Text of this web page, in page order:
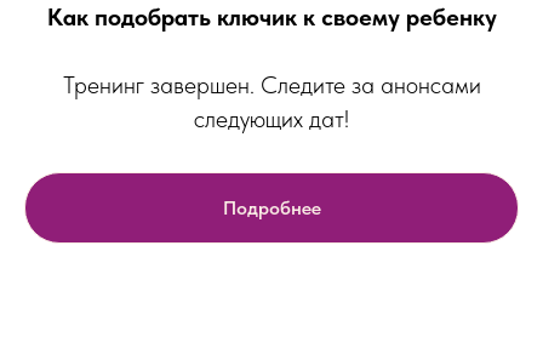
Как подобрать ключик к своему ребенку
Тренинг завершен. Следите за анонсами
следующих дат!
Подробнее